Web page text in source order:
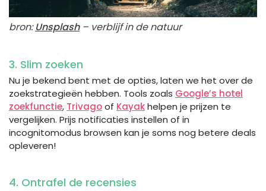
bron:Unsplash– verblijf in de natuur
3. Slim zoeken
Nu je bekend bent met de opties, laten we het over de
zoekstrategieën hebben. Tools zoals Google’s hotel
zoekfunctie, Trivagoof Kayakhelpen je prijzen te
vergelijken. Prijs notificaties instellen of in
incognitomodus browsen kan je soms nog betere deals
opleveren!
4. Ontrafel de recensies